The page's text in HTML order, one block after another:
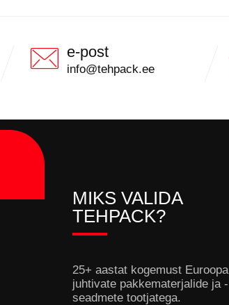
e-post
info@tehpack.ee
MIKS VALIDA
TEHPACK?
25+ aastat kogemust Euroopa
juhtivate pakkematerjalide ja -
seadmete tootjatega.